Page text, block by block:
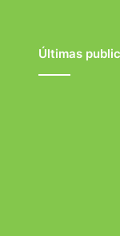
Últimas